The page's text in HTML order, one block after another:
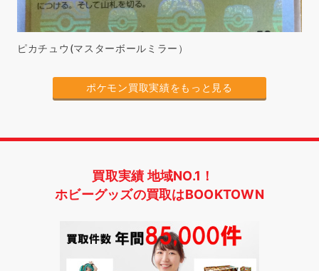
ピカチュウ(マスターボールミラー）
ポケモン買取実績をもっと見る
買取実績 地域NO.1！
ホビーグッズの買取はBOOKTOWN